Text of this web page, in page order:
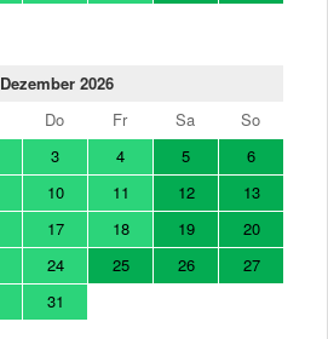
Dezember 2026
Do Fr Sa
So
3 4 5
6
10 11 12
13
17 18 19
20
24 25 26
27
31